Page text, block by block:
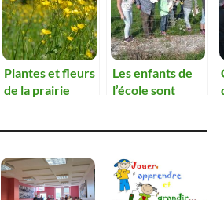
Plantes et fleurs
de la prairie
Les enfants de
l’école sont